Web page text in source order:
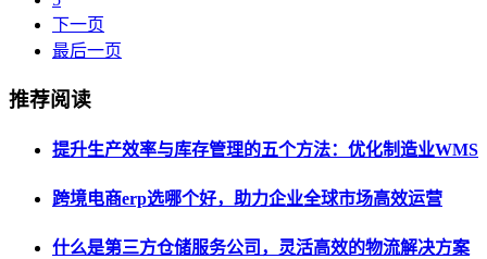
下一页
最后一页
推荐阅读
提升生产效率与库存管理的五个方法：优化制造业WMS
跨境电商erp选哪个好，助力企业全球市场高效运营
什么是第三方仓储服务公司，灵活高效的物流解决方案